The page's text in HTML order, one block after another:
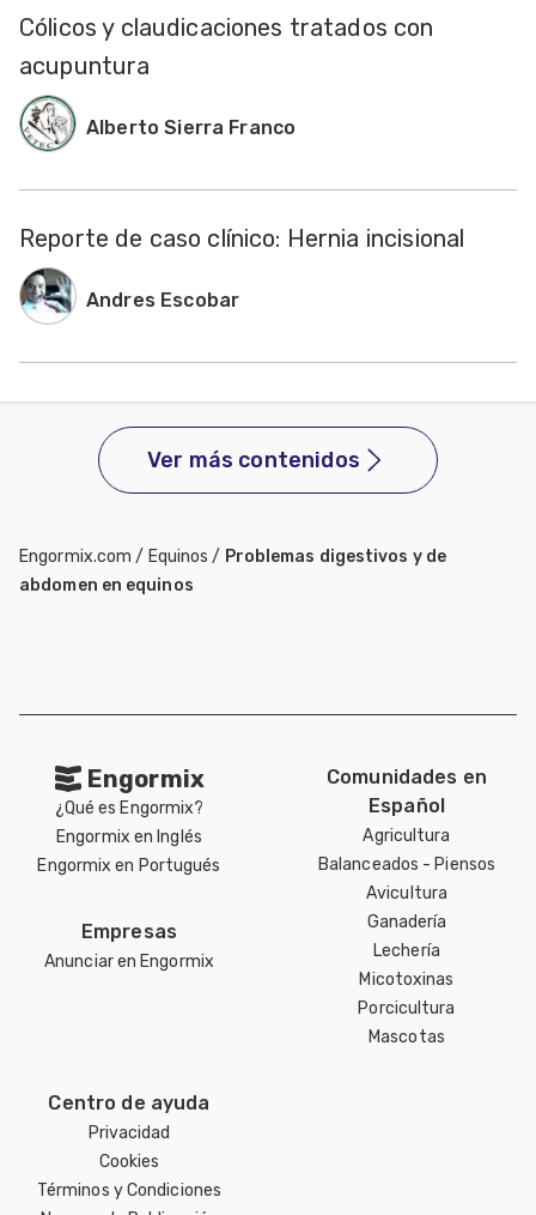
Cólicos y claudicaciones tratados con
acupuntura
Alberto Sierra Franco
Reporte de caso clínico: Hernia incisional
Andres Escobar
Ver más contenidos
Engormix.com / Equinos / Problemas digestivos y de
abdomen en equinos
Engormix
¿Qué es Engormix?
Engormix en Inglés
Engormix en Portugués
Empresas
Anunciar en Engormix
Comunidades en
Español
Agricultura
Balanceados - Piensos
Avicultura
Ganadería
Lechería
Micotoxinas
Porcicultura
Mascotas
Centro de ayuda
Privacidad
Cookies
Términos y Condiciones